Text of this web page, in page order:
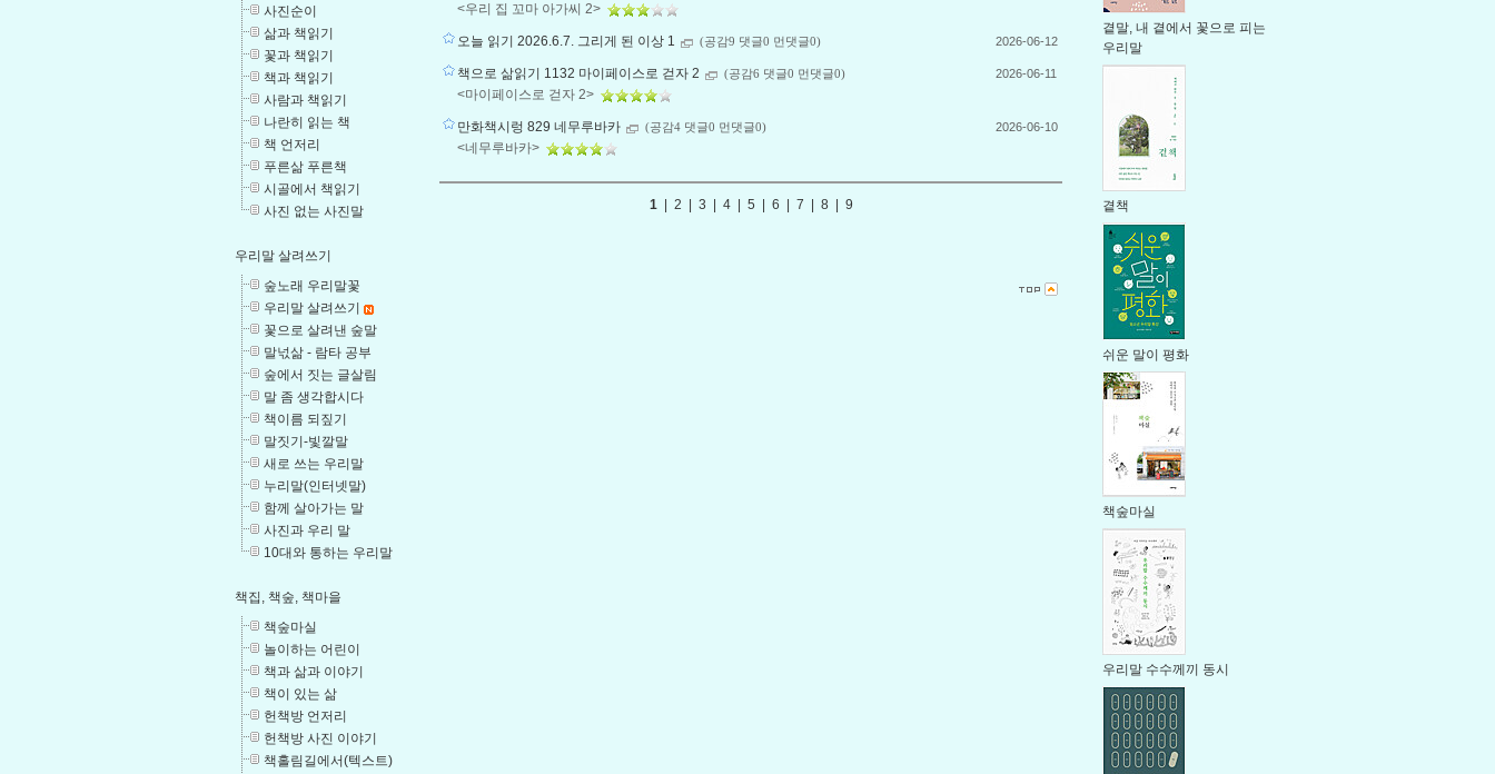
사진순이
삶과 책읽기
꽃과 책읽기
책과 책읽기
사람과 책읽기
나란히 읽는 책
책 언저리
푸른삶 푸른책
시골에서 책읽기
사진 없는 사진말
우리말 살려쓰기
숲노래 우리말꽃
우리말 살려쓰기
꽃으로 살려낸 숲말
말넋삶 - 람타 공부
숲에서 짓는 글살림
말 좀 생각합시다
책이름 되짚기
말짓기-빛깔말
새로 쓰는 우리말
누리말(인터넷말)
함께 살아가는 말
사진과 우리 말
10대와 통하는 우리말
책집, 책숲, 책마을
책숲마실
놀이하는 어린이
책과 삶과 이야기
책이 있는 삶
헌책방 언저리
헌책방 사진 이야기
책홀림길에서(텍스트)
<우리 집 꼬마 아가씨 2>
오늘 읽기 2026.6.7. 그리게 된 이상 1 (공감9 댓글0 먼댓글0) 2026-06-12
책으로 삶읽기 1132 마이페이스로 걷자 2 (공감6 댓글0 먼댓글0)
<마이페이스로 걷자 2>
2026-06-11
만화책시렁 829 네무루바카 (공감4 댓글0 먼댓글0)
<네무루바카>
2026-06-10
1| 2 3 4| 5 6 7 8| 9
곁말, 내 곁에서 꽃으로 피는
우리말
곁책
쉬운 말이 평화
책숲마실
우리말 수수께끼 동시